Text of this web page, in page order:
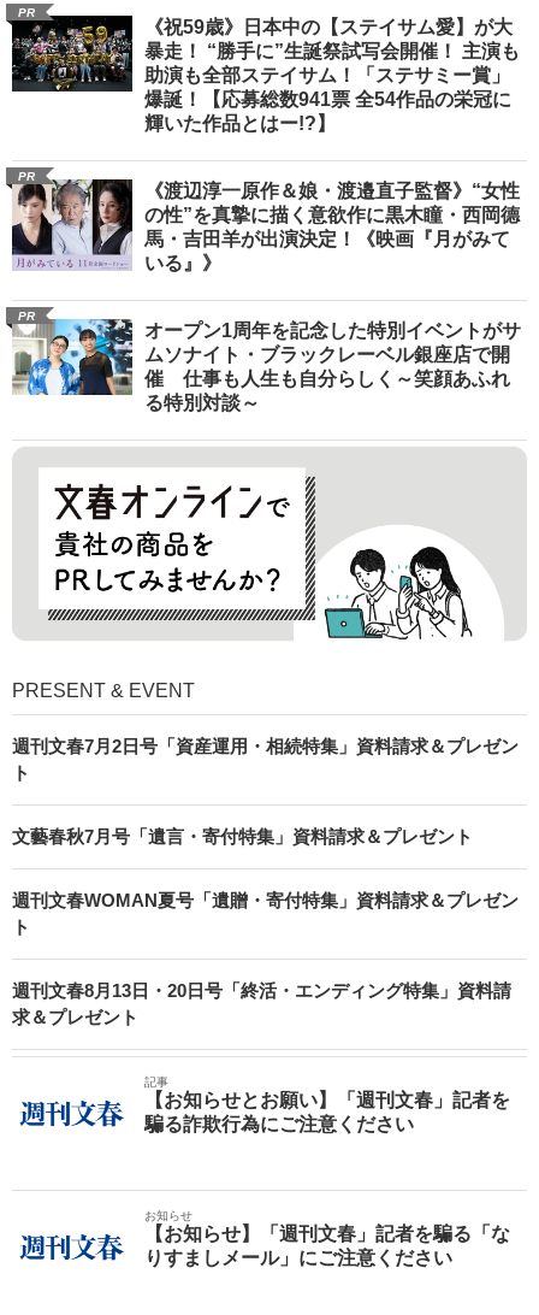
PR
《祝59歳》日本中の【ステイサム愛】が大
暴走！ “勝手に”生誕祭試写会開催！ 主演も
助演も全部ステイサム！「ステサミー賞」
爆誕！【応募総数941票 全54作品の栄冠に
輝いた作品とはー!?】
PR
《渡辺淳一原作＆娘・渡邉直子監督》“女性
の性”を真摯に描く意欲作に黒木瞳・西岡德
馬・吉田羊が出演決定！《映画『月がみて
いる』》
PR
オープン1周年を記念した特別イベントがサ
ムソナイト・ブラックレーベル銀座店で開
催 仕事も人生も自分らしく～笑顔あふれ
る特別対談～
PRESENT & EVENT
週刊文春7月2日号「資産運用・相続特集」資料請求＆プレゼン
ト
文藝春秋7月号「遺言・寄付特集」資料請求＆プレゼント
週刊文春WOMAN夏号「遺贈・寄付特集」資料請求＆プレゼン
ト
週刊文春8月13日・20日号「終活・エンディング特集」資料請
求＆プレゼント
記事
【お知らせとお願い】「週刊文春」記者を
騙る詐欺行為にご注意ください
お知らせ
【お知らせ】「週刊文春」記者を騙る「な
りすましメール」にご注意ください